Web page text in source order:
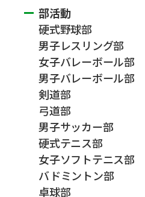
部活動
硬式野球部
男子レスリング部
女子バレーボール部
男子バレーボール部
剣道部
弓道部
男子サッカー部
硬式テニス部
女子ソフトテニス部
バドミントン部
卓球部